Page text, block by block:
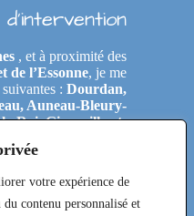
votre expérience de
contenu personnalisé et
, et à proximité des
de l’Essonne, je me
suivantes :Dourdan,
Auneau-Bleury-
Roi, Gironville-et-
en-Yvelines,
Étréchy, Morigny-
en-Beauce, Les